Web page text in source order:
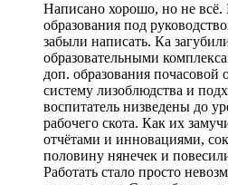
Написано хорошо, но не всё.
образования под
забыли написать. Ка
образовательными
доп. образования почасовой
систему лизоблюдства и
воспитатель низведены до
рабочего скота. Как их
отчётами и инновациями,
половину нянечек и
Работать стало просто